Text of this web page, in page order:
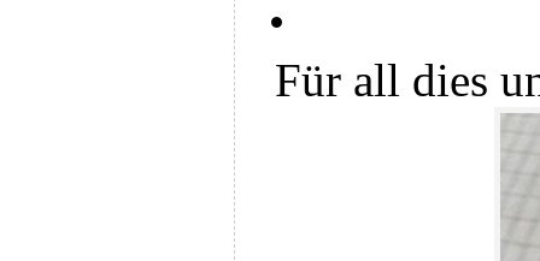
Für all dies